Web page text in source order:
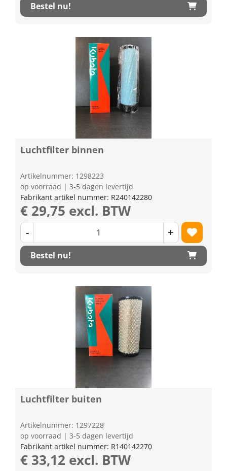
Bestel nu!
Luchtfilter binnen
Artikelnummer: 1298223
op voorraad | 3-5 dagen levertijd
Fabrikant artikel nummer: R240142280
€ 29,75 excl. BTW
- +
Bestel nu!
Luchtfilter buiten
Artikelnummer: 1297228
op voorraad | 3-5 dagen levertijd
Fabrikant artikel nummer: R140142270
€ 33,12 excl. BTW